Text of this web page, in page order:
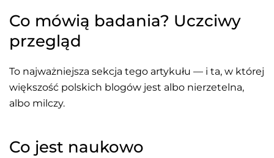
Co mówią badania? Uczciwy
przegląd
To najważniejsza sekcja tego artykułu — i ta, w której
większość polskich blogów jest albo nierzetelna,
albo milczy.
Co jest naukowo